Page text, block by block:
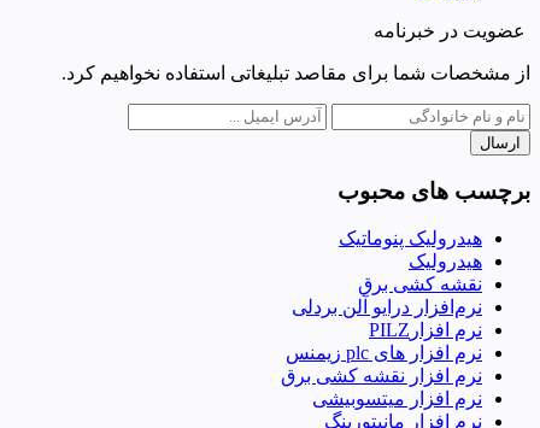
عضویت در خبرنامه
از مشخصات شما برای مقاصد تبلیغاتی استفاده نخواهیم کرد.
ارسال
برچسب های محبوب
هیدرولیک پنوماتیک
هیدرولیک
نقشه کشی برق
نرم‌افزار درایو آلن بردلی
نرم افزارPILZ
نرم افزار های plc زیمنس
نرم افزار نقشه کشی برق
نرم افزار میتسوبیشی
نرم افزار مانیتورینگ